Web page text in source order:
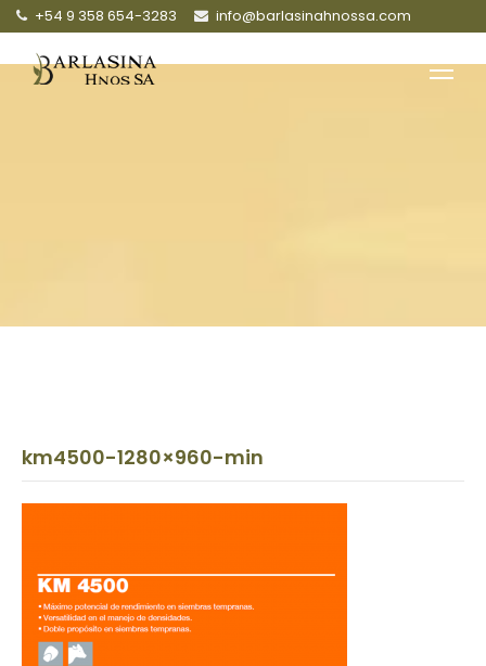
+54 9 358 654-3283 info@barlasinahnossa.com
km4500-1280×960-min